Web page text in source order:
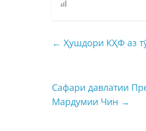
← Ҳушдори КҲФ аз
Сафари давлатии
Мардумии Чин →